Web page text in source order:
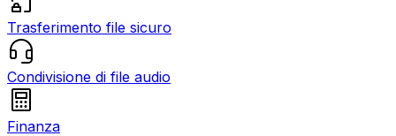
Trasferimento file sicuro
Condivisione di file audio
Finanza